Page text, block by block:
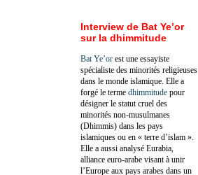
Interview de Bat Ye’or
sur la dhimmitude
Bat Ye’or est une essayiste
spécialiste des minorités religieuses
dans le monde islamique. Elle a
forgé le terme dhimmitude pour
désigner le statut cruel des
minorités non-musulmanes
(Dhimmis) dans les pays
islamiques ou en « terre d’islam ».
Elle a aussi analysé Eurabia,
alliance euro-arabe visant à unir
l’Europe aux pays arabes dans un